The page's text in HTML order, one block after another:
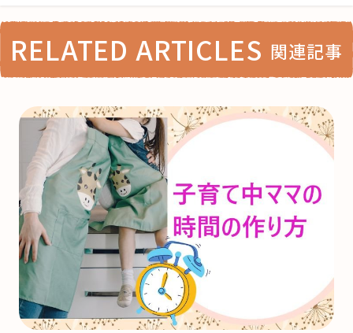
RELATED ARTICLES 関連記事